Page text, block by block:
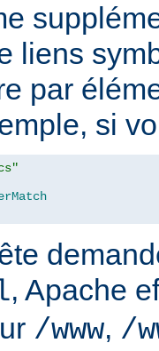
liens
par
si
, Apache
/www, /